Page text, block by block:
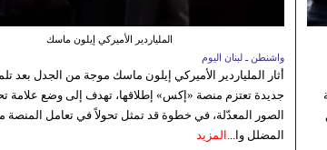
الملياردير الأميركي إيلون ماسك
واشنطن ـ لبنان اليوم
أثار الملياردير الأميركي إيلون ماسك موجة من الجدل بعد
جديدة تعتزم منصة «إكس» إطلاقها، تهدف إلى وضع علامة
الصور المعدّلة، في خطوة قد تمثل تحولاً في تعامل المنصة
المضلل وا... المزيد